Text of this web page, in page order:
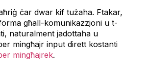
ċar dwar kif tużaha. Ftakar,
għall-komunikazzjoni u t-
naturalment jadottaha u
mingħajr input dirett kostanti
mingħajrek.